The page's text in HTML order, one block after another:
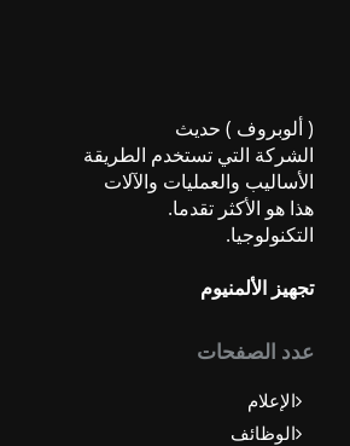
ألوبروف ) حديث
التي تستخدم الطريقة
والعمليات والآلات
هو الأكثر تقدما.
الألمنيوم
الصفحات
الإعلام
الوظائف